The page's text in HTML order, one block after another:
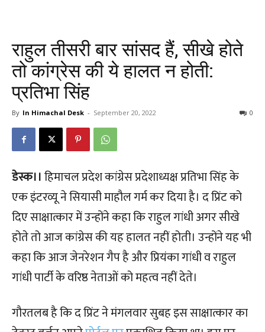
राहुल तीसरी बार सांसद हैं, सीखे होते
तो कांग्रेस की ये हालत न होती:
प्रतिभा सिंह
By In Himachal Desk - September 20, 2022 0
डेस्क।।हिमाचल प्रदेश कांग्रेस प्रदेशाध्यक्ष प्रतिभा सिंह के
एक इंटरव्यू ने सियासी माहौल गर्म कर दिया है। द प्रिंट को
दिए साक्षात्कार में उन्होंने कहा कि राहुल गांधी अगर सीखे
होते तो आज कांग्रेस की यह हालत नहीं होती। उन्होंने यह भी
कहा कि आज जेनरेशन गैप है और प्रियंका गांधी व राहुल
गांधी पार्टी के वरिष्ठ नेताओं को महत्व नहीं देते।
गौरतलब है कि द प्रिंट ने मंगलवार सुबह इस साक्षात्कार का